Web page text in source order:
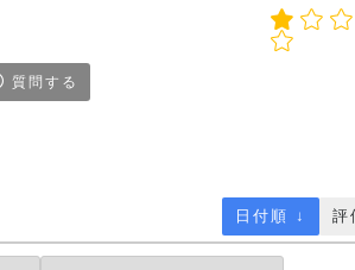
質問する
日付順 ↓ 評